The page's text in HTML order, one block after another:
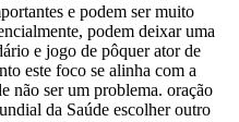
e podem ser muito
podem deixar uma
e jogo de pôquer ator de
este foco se alinha com a
não ser um problema. oração
da Saúde escolher outro